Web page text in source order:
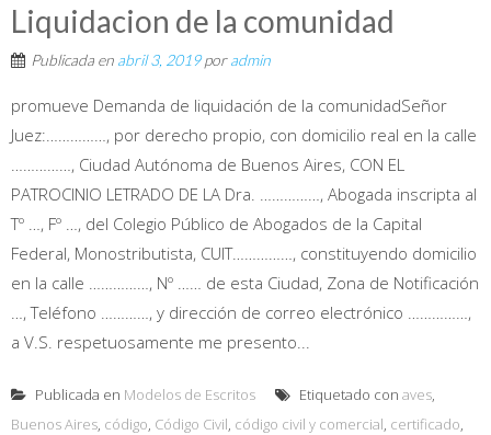
Liquidacion de la comunidad
Publicada en abril 3, 2019poradmin
promueve Demanda de liquidación de la comunidadSeñor
Juez:……………, por derecho propio, con domicilio real en la calle
……………, Ciudad Autónoma de Buenos Aires, CON EL
PATROCINIO LETRADO DE LA Dra. ……………, Abogada inscripta al
Tº …, Fº …, del Colegio Público de Abogados de la Capital
Federal, Monostributista, CUIT……………, constituyendo domicilio
en la calle ……………, Nº …… de esta Ciudad, Zona de Notificación
…, Teléfono …………, y dirección de correo electrónico ……………,
a V.S. respetuosamente me presento...
Publicada en Modelos de Escritos Etiquetado con aves,
Buenos Aires, código, Código Civil, código civil y comercial, certificado,